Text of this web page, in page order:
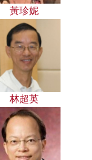
黃珍妮
林超英